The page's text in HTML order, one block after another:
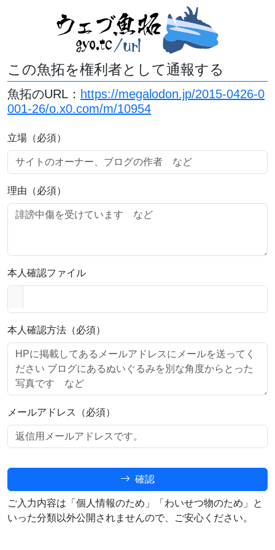
この魚拓を権利者として通報する
魚拓のURL： https://megalodon.jp/2015-0426-0
001-26/o.x0.com/m/10954
立場（必須）
理由（必須）
本人確認ファイル
本人確認方法（必須）
メールアドレス（必須）
確認
ご入力内容は「個人情報のため」「わいせつ物のため」と
いった分類以外公開されませんので、ご安心ください。